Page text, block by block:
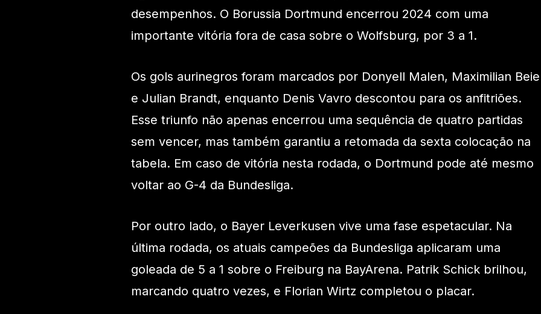
desempenhos. O Borussia Dortmund encerrou 2024 com uma
importante vitória fora de casa sobre o Wolfsburg, por 3 a 1.
Os gols aurinegros foram marcados por Donyell Malen, Maximilian
e Julian Brandt, enquanto Denis Vavro descontou para os anfitriões.
Esse triunfo não apenas encerrou uma sequência de quatro partidas
sem vencer, mas também garantiu a retomada da sexta colocação na
tabela. Em caso de vitória nesta rodada, o Dortmund pode até mesmo
voltar ao G-4 da Bundesliga.
Por outro lado, o Bayer Leverkusen vive uma fase espetacular. Na
última rodada, os atuais campeões da Bundesliga aplicaram uma
goleada de 5 a 1 sobre o Freiburg na BayArena. Patrik Schick brilhou,
marcando quatro vezes, e Florian Wirtz completou o placar.